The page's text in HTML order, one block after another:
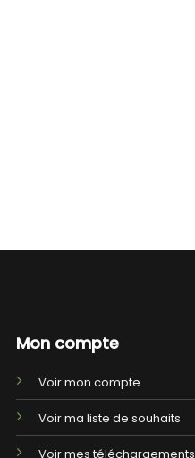
Mon compte
Voir mon compte
Voir ma liste de souhaits
Voir mes téléchargements